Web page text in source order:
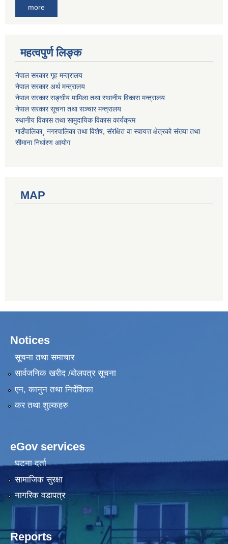
more
महत्वपुर्ण लिङ्क
नेपाल सरकार गृह मन्त्रालय
नेपाल सरकार अर्थ मन्त्रालय
नेपाल सरकार सङ्घीय मामिला तथा स्थानीय विकास मन्त्रालय
नेपाल सरकार सूचना तथा सञ्चार मन्त्रालय
स्थानीय विकास तथा सामुदायिक विकास कार्यक्रम
गाउँपालिका¸ नगरपालिका तथा विशेष, संरक्षित वा स्वायत्त क्षेत्रको संख्या तथा
सीमाना निर्धारण आयोग
MAP
Notices
सूचना तथा समाचार
सार्वजनिक खरीद /बोलपत्र सूचना
एन, कानुन तथा निर्देशिका
कर तथा शुल्कहरु
eGov services
घटना दर्ता
सामाजिक सुरक्षा
नागरिक वडापत्र
Reports